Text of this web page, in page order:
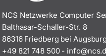
NCS Netzwerke Computer
Balthasar-Schaller-Str. 8
86316 Friedberg bei Augsburg
+49 821 748 500- n@ofn
i